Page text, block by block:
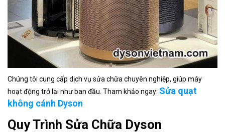
Chúng tôi cung cấp dịch vụ sửa chữa chuyên nghiệp, giúp máy
hoạt động trở lại như ban đầu. Tham khảo ngay: Sửa quạt
không cánh Dyson
Quy Trình Sửa Chữa Dyson